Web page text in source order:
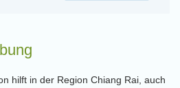
hilft in der Region Chiang Rai, auch